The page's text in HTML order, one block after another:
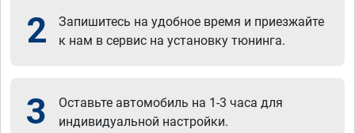
2
Запишитесь на удобное время и приезжайте
к нам в сервис на установку тюнинга.
3
Оставьте автомобиль на 1-3 часа для
индивидуальной настройки.